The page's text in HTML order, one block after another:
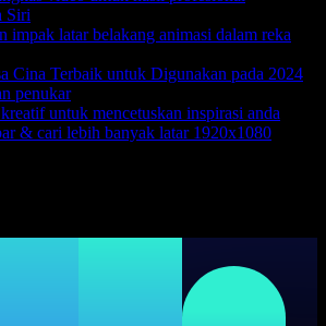
Siri
impak latar belakang animasi dalam reka
Cina Terbaik untuk Digunakan pada 2024
penukar
untuk mencetuskan inspirasi anda
& cari lebih banyak latar 1920x1080